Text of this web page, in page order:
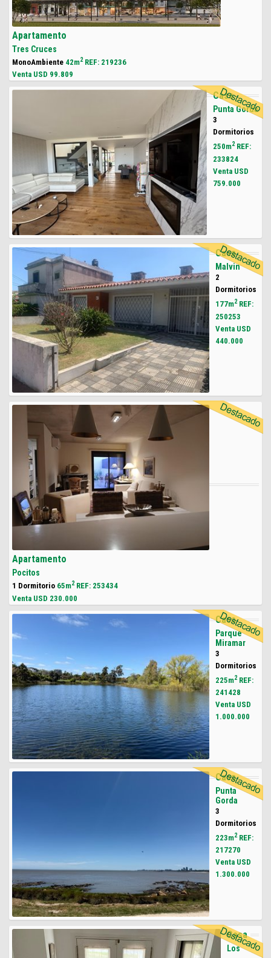
Apartamento
Tres Cruces
MonoAmbiente 42m2REF: 219236
Venta USD 99.809
Casa
Punta Gorda
3
Dormitorios
250m2REF:
233824
Venta USD
759.000
Casa
Malvin
2
Dormitorios
177m2REF:
250253
Venta USD
440.000
Apartamento
Pocitos
1 Dormitorio 65m2REF: 253434
Venta USD 230.000
Casa
Parque
Miramar
3
Dormitorios
225m2REF:
241428
Venta USD
1.000.000
Casa
Punta
Gorda
3
Dormitorios
223m2REF:
217270
Venta USD
1.300.000
Casa
Los